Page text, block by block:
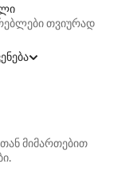
თვიურად
მიმართებით